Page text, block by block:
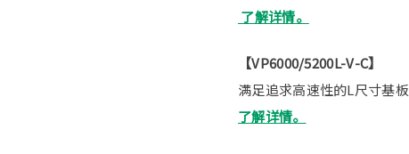
了解详情。
【VP6000/5200L-V-C】
满足追求高速性的L尺寸基
了解详情。